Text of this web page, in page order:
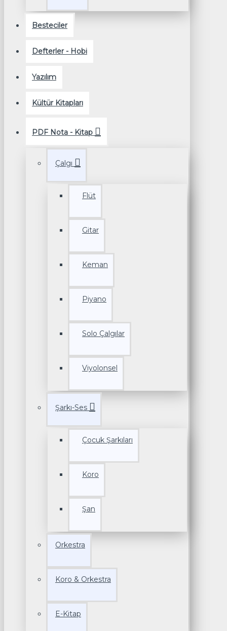
Besteciler
Defterler - Hobi
Yazılım
Kültür Kitapları
PDF Nota - Kitap
Çalgı
Flüt
Gitar
Keman
Piyano
Solo Çalgılar
Viyolonsel
Şarkı-Ses
Çocuk Şarkıları
Koro
Şan
Orkestra
Koro & Orkestra
E-Kitap